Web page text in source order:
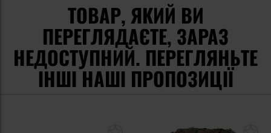
ТОВАР, ЯКИЙ ВИ
ПЕРЕГЛЯДАЄТЕ, ЗАРАЗ
НЕДОСТУПНИЙ. ПЕРЕГЛЯНЬТЕ
ІНШІ НАШІ ПРОПОЗИЦІЇ